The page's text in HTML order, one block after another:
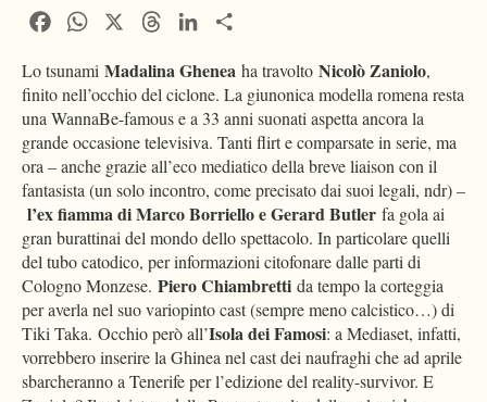
FacebookWhatsApp ThreadsLinkedIn
Lo tsunami Madalina Ghenea ha travolto Nicolò Zaniolo,
finito nell’occhio del ciclone. La giunonica modella romena resta
una WannaBe-famous e a 33 anni suonati aspetta ancora la
grande occasione televisiva. Tanti flirt e comparsate in serie, ma
ora – anche grazie all’eco mediatico della breve liaison con il
fantasista (un solo incontro, come precisato dai suoi legali, ndr) –
l’ex fiamma di Marco Borriello e Gerard Butler fa gola ai
gran burattinai del mondo dello spettacolo. In particolare quelli
del tubo catodico, per informazioni citofonare dalle parti di
Cologno Monzese. Piero Chiambretti da tempo la corteggia
per averla nel suo variopinto cast (sempre meno calcistico…) di
Tiki Taka. Occhio però all’Isola dei Famosi: a Mediaset, infatti,
vorrebbero inserire la Ghinea nel cast dei naufraghi che ad aprile
sbarcheranno a Tenerife per l’edizione del reality-survivor. E